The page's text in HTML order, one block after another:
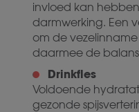
invloed kan
darmwerking. Een
om de
daarmee de
Drinkfles
Voldoende
gezonde